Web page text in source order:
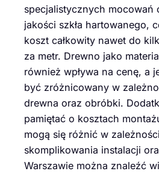
specjalistycznych mocowań
jakości szkła hartowanego,
koszt całkowity nawet do
za metr. Drewno jako
również wpływa na cenę, a
być zróżnicowany w
drewna oraz obróbki.
pamiętać o kosztach
mogą się różnić w
skomplikowania instalacji
Warszawie można znaleźć